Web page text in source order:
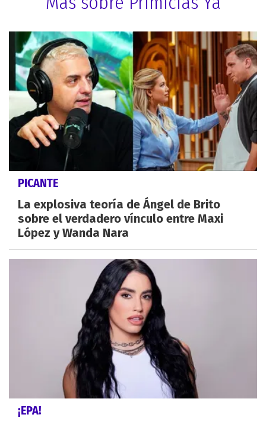
PICANTE
La explosiva teoría de Ángel de Brito
sobre el verdadero vínculo entre Maxi
López y Wanda Nara
¡EPA!